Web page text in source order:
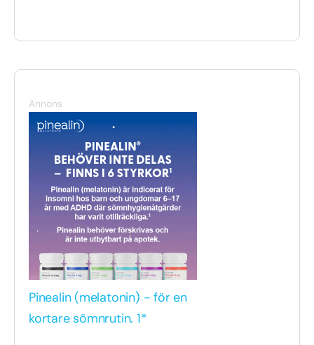
Annons
Pinealin (melatonin) - för en
kortare sömnrutin. 1*